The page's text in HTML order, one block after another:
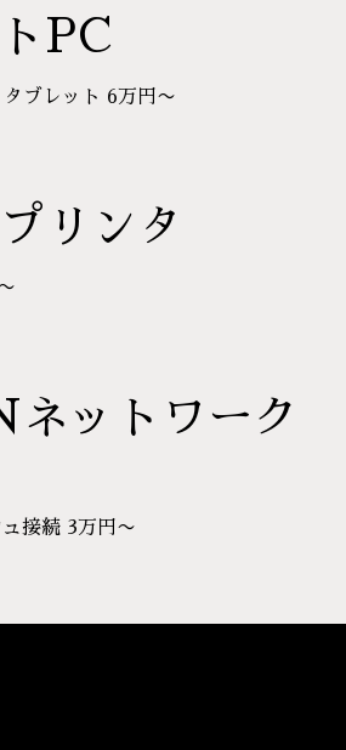
PC
ブレット 6万円〜
リンタ
ットワーク
接続 3万円〜